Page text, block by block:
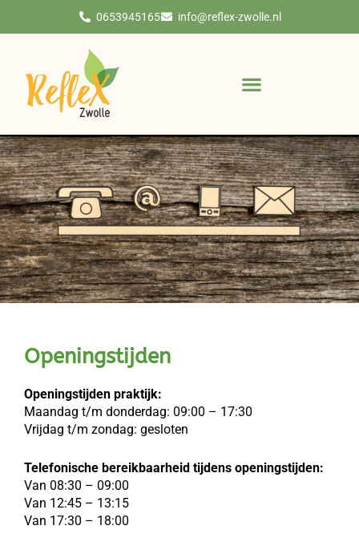
0653945165 info@reflex-zwolle.nl
Openingstijden
Openingstijden praktijk:
Maandag t/m donderdag: 09:00 – 17:30
Vrijdag t/m zondag: gesloten
Telefonische bereikbaarheid tijdens openingstijden:
Van 08:30 – 09:00
Van 12:45 – 13:15
Van 17:30 – 18:00